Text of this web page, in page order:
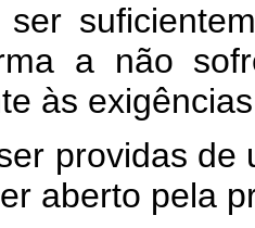
a não
às
providas
aberto pela